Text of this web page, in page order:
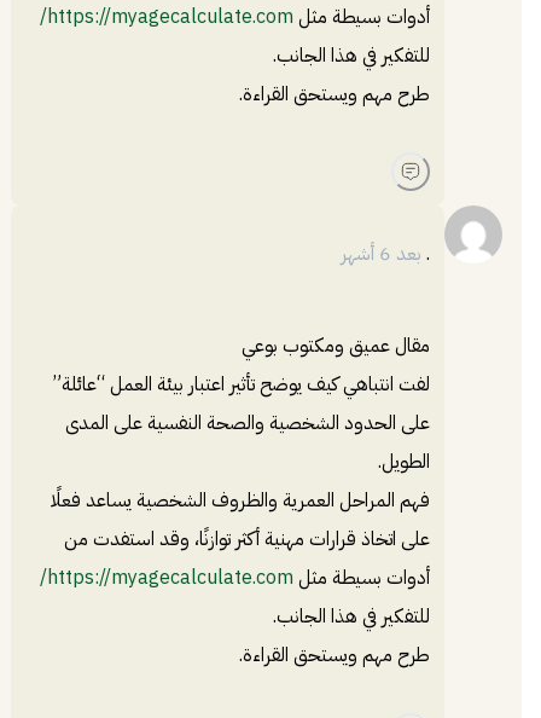
أدوات بسيطة مثل https://myagecalculate.com/
للتفكير في هذا الجانب.
طرح مهم ويستحق القراءة.
. بعد 6 أشهر
مقال عميق ومكتوب بوعي
لفت انتباهي كيف يوضح تأثير اعتبار بيئة العمل “عائلة”
على الحدود الشخصية والصحة النفسية على المدى
الطويل.
فهم المراحل العمرية والظروف الشخصية يساعد فعلًا
على اتخاذ قرارات مهنية أكثر توازنًا، وقد استفدت من
أدوات بسيطة مثل https://myagecalculate.com/
للتفكير في هذا الجانب.
طرح مهم ويستحق القراءة.